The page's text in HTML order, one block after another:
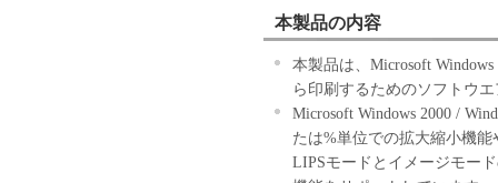
本製品の内容
本製品は、Microsoft Windows
ら印刷するためのソフトウ
Microsoft Windows 2000 /
たは%単位での拡大縮小機
LIPSモードとイメージモー